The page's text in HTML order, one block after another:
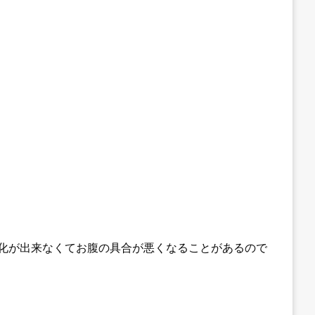
出来なくてお腹の具合が悪くなることがあるので